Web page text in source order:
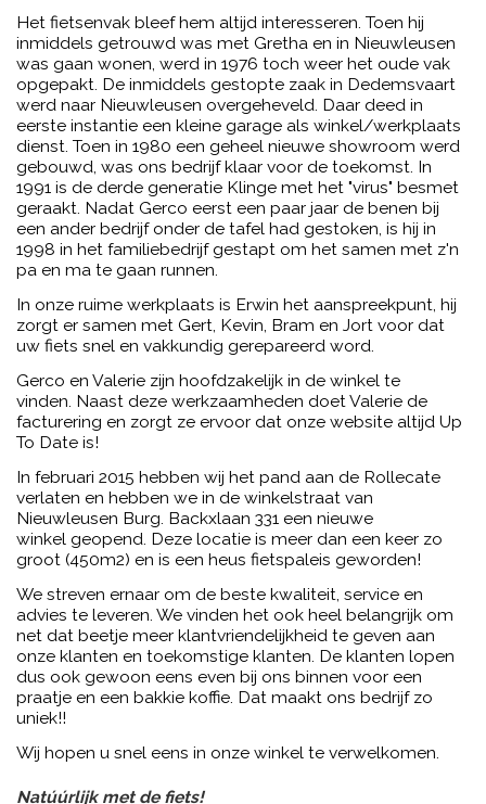
Het fietsenvak bleef hem altijd interesseren. Toen hij
inmiddels getrouwd was met Gretha en in Nieuwleusen
was gaan wonen, werd in 1976 toch weer het oude vak
opgepakt. De inmiddels gestopte zaak in Dedemsvaart
werd naar Nieuwleusen overgeheveld. Daar deed in
eerste instantie een kleine garage als winkel/werkplaats
dienst. Toen in 1980 een geheel nieuwe showroom werd
gebouwd, was ons bedrijf klaar voor de toekomst. In
1991 is de derde generatie Klinge met het "virus" besmet
geraakt. Nadat Gerco eerst een paar jaar de benen bij
een ander bedrijf onder de tafel had gestoken, is hij in
1998 in het familiebedrijf gestapt om het samen met z'n
pa en ma te gaan runnen.
In onze ruime werkplaats is Erwin het aanspreekpunt, hij
zorgt er samen met Gert, Kevin, Bram en Jort voor dat
uw fiets snel en vakkundig gerepareerd word.
Gerco en Valerie zijn hoofdzakelijk in de winkel te
vinden. Naast deze werkzaamheden doet Valerie de
facturering en zorgt ze ervoor dat onze website altijd Up
To Date is!
In februari 2015 hebben wij het pand aan de Rollecate
verlaten en hebben we in de winkelstraat van
Nieuwleusen Burg. Backxlaan 331 een nieuwe
winkel geopend. Deze locatie is meer dan een keer zo
groot (450m2) en is een heus fietspaleis geworden!
We streven ernaar om de beste kwaliteit, service en
advies te leveren. We vinden het ook heel belangrijk om
net dat beetje meer klantvriendelijkheid te geven aan
onze klanten en toekomstige klanten. De klanten lopen
dus ook gewoon eens even bij ons binnen voor een
praatje en een bakkie koffie. Dat maakt ons bedrijf zo
uniek!!
Wij hopen u snel eens in onze winkel te verwelkomen.
Natúúrlijk met de fiets!